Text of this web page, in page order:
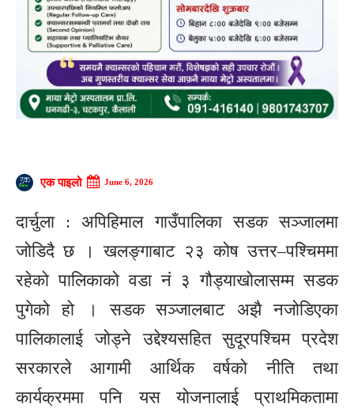
एक पाइलो June 6, 2026
दार्चुला : अपिहिमाल गाउँपालिका सडक सञ्जालमा
जोडिदै छ । खलङ्गाबाट २३ कोष उत्तर–पश्चिममा
रहेको पालिकाको वडा नं ३ गौड्याखोलासम्म सडक
पुगेको हो । सडक सञ्जालबाट अझै नजोडिएका
पालिकालाई जोड्ने उद्देश्यसहित सुदूरपश्चिम प्रदेश
सरकारले आगामी आर्थिक वर्षको नीति तथा
कार्यक्रममा पनि यस योजनालाई प्राथमिकतामा